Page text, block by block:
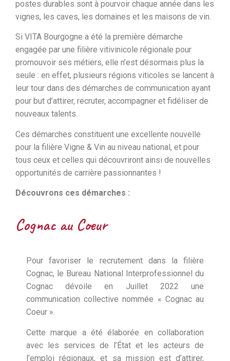
postes durables sont à pourvoir chaque année dans les
vignes, les caves, les domaines et les maisons de vin.
Si VITA Bourgogne a été la première démarche
engagée par une filière vitivinicole régionale pour
promouvoir ses métiers, elle n’est désormais plus la
seule : en effet, plusieurs régions viticoles se lancent à
leur tour dans des démarches de communication ayant
pour but d’attirer, recruter, accompagner et fidéliser de
nouveaux talents.
Ces démarches constituent une excellente nouvelle
pour la filière Vigne & Vin au niveau national, et pour
tous ceux et celles qui découvriront ainsi de nouvelles
opportunités de carrière passionnantes !
Découvrons ces démarches :
Cognac au Coeur
Pour favoriser le recrutement dans la filière
Cognac, le Bureau National Interprofessionnel du
Cognac dévoile en Juillet 2022 une
communication collective nommée « Cognac au
Coeur ».
Cette marque a été élaborée en collaboration
avec les services de l’État et les acteurs de
l’emploi régionaux, et sa mission est d’attirer,